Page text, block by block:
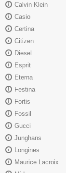
Calvin Klein
Casio
Certina
Citizen
Diesel
Esprit
Eterna
Festina
Fortis
Fossil
Gucci
Junghans
Longines
Maurice Lacroix